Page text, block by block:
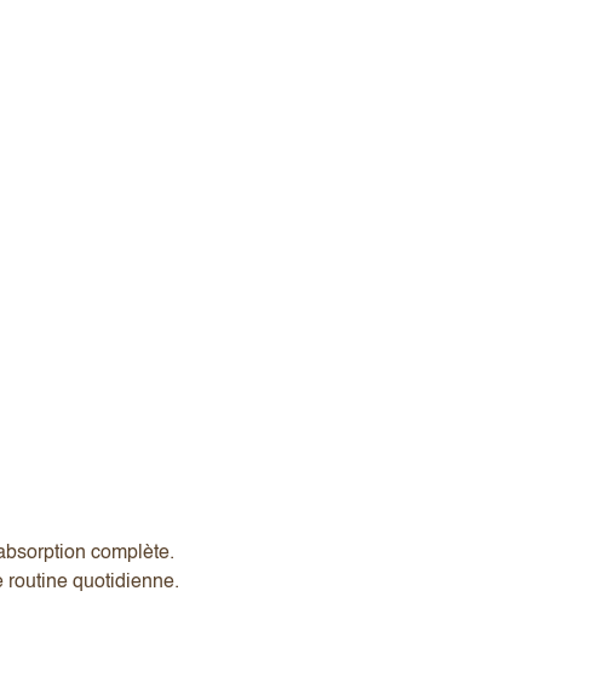
complète.
routine quotidienne.